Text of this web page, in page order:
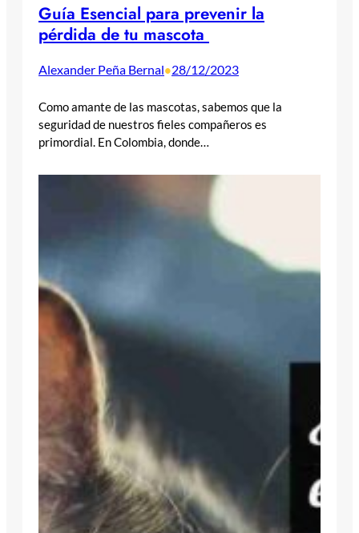
Guía Esencial para prevenir la
pérdida de tu mascota
Alexander Peña Bernal•28/12/2023
Como amante de las mascotas, sabemos que la
seguridad de nuestros fieles compañeros es
primordial. En Colombia, donde…